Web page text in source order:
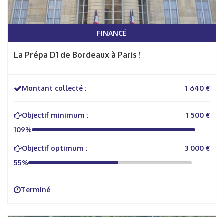
FINANCÉ
La Prépa D1 de Bordeaux à Paris !
Montant collecté : 1 640 €
Objectif minimum :
1 500 €
109%
Objectif optimum :
3 000 €
55%
Terminé